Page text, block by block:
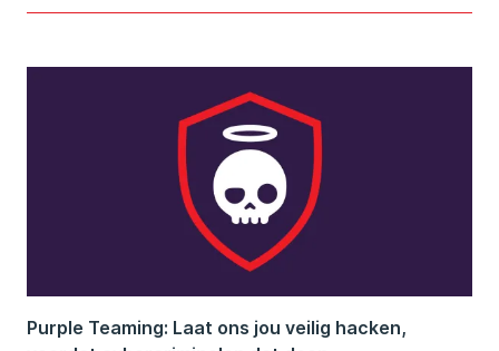
Purple Teaming: Laat ons jou veilig hacken,